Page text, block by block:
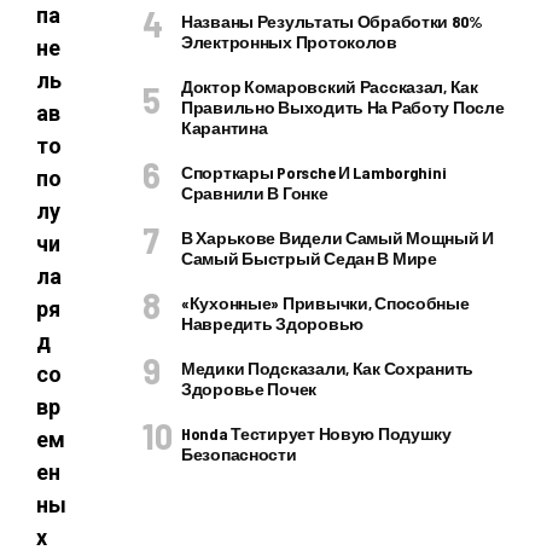
па
не
ль
ав
то
по
лу
чи
ла
ря
д
со
вр
ем
ен
ны
х
Названы Результаты Обработки 80%
Электронных Протоколов
Доктор Комаровский Рассказал, Как
Правильно Выходить На Работу После
Карантина
Спорткары Porsche И Lamborghini
Сравнили В Гонке
В Харькове Видели Самый Мощный И
Самый Быстрый Седан В Мире
«Кухонные» Привычки, Способные
Навредить Здоровью
Медики Подсказали, Как Сохранить
Здоровье Почек
Honda Тестирует Новую Подушку
Безопасности